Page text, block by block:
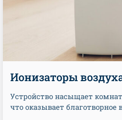
Ионизаторы
Устройство насыщает
что оказывает благотворное